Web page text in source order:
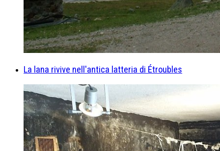
La lana rivive nell'antica latteria di Étroubles